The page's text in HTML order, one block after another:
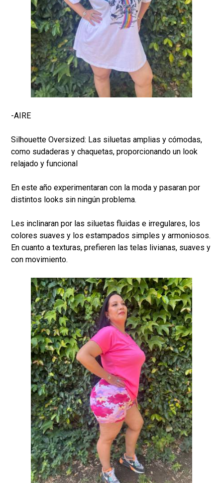
-AIRE
Silhouette Oversized: Las siluetas amplias y cómodas,
como sudaderas y chaquetas, proporcionando un look
relajado y funcional
En este año experimentaran con la moda y pasaran por
distintos looks sin ningún problema.
Les inclinaran por las siluetas fluidas e irregulares, los
colores suaves y los estampados simples y armoniosos.
En cuanto a texturas, prefieren las telas livianas, suaves y
con movimiento.